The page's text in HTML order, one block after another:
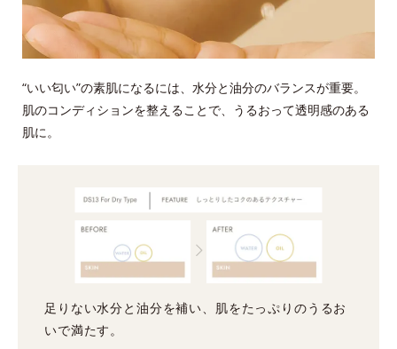
“いい匂い”の素肌になるには、水分と油分のバランスが重要。
肌のコンディションを整えることで、うるおって透明感のある
肌に。
足りない水分と油分を補い、肌をたっぷりのうるお
いで満たす。